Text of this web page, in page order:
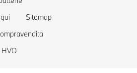
Sitemap